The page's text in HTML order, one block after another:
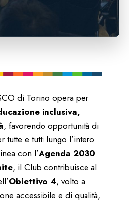
di Torino opera per
inclusiva,
, favorendo opportunità di
tutte e tutti lungo l’intero
con l’Agenda 2030
, il Club contribuisce al
Obiettivo 4, volto a
accessibile e di qualità,